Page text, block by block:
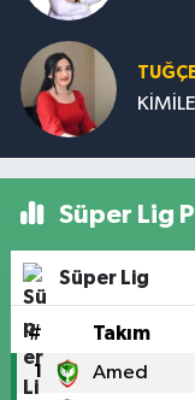
Süper Lig
Süper Lig
# Takım
1 Amed